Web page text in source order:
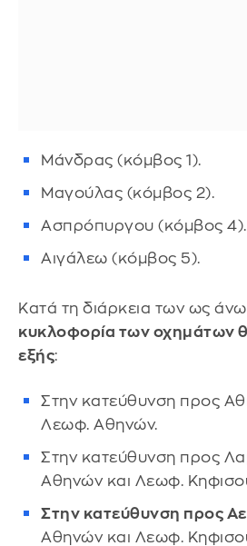
Μάνδρας (κόμβος 1).
Μαγούλας (κόμβος 2).
Ασπρόπυργου (κόμβος 4).
Αιγάλεω (κόμβος 5).
Κατά τη διάρκεια των ως
κυκλοφορία των οχημάτων
εξής:
Στην κατεύθυνση προς
Λεωφ. Αθηνών.
Στην κατεύθυνση προς
Αθηνών και Λεωφ.
Στην κατεύθυνση προς
Αθηνών και Λεωφ.